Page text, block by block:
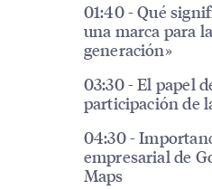
01:40 - Qué
una marca para
generación»
03:30 - El papel
participación de
04:30 -
empresarial de
Maps